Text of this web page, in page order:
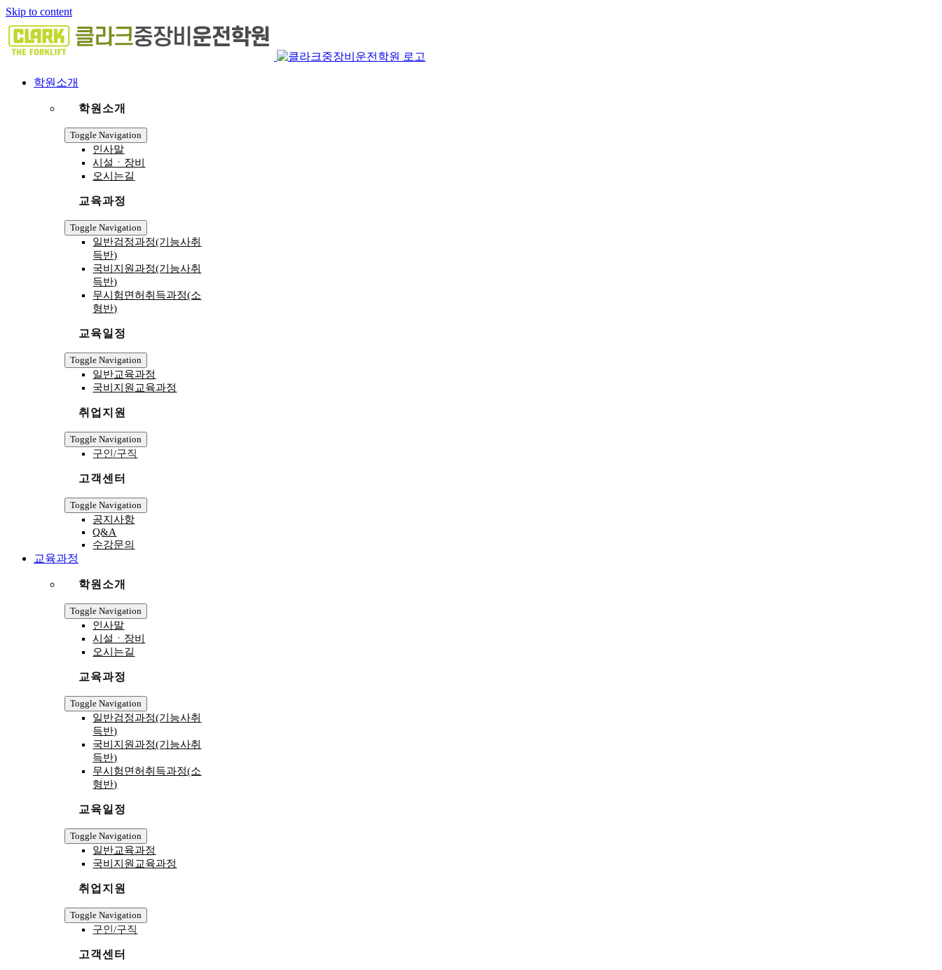
Skip to content
학원소개
학원소개
Toggle Navigation
인사말
시설ㆍ장비
오시는길
교육과정
Toggle Navigation
일반검정과정(기능사취
득반)
국비지원과정(기능사취
득반)
무시험면허취득과정(소
형반)
교육일정
Toggle Navigation
일반교육과정
국비지원교육과정
취업지원
Toggle Navigation
구인/구직
고객센터
Toggle Navigation
공지사항
Q&A
수강문의
교육과정
학원소개
Toggle Navigation
인사말
시설ㆍ장비
오시는길
교육과정
Toggle Navigation
일반검정과정(기능사취
득반)
국비지원과정(기능사취
득반)
무시험면허취득과정(소
형반)
교육일정
Toggle Navigation
일반교육과정
국비지원교육과정
취업지원
Toggle Navigation
구인/구직
고객센터